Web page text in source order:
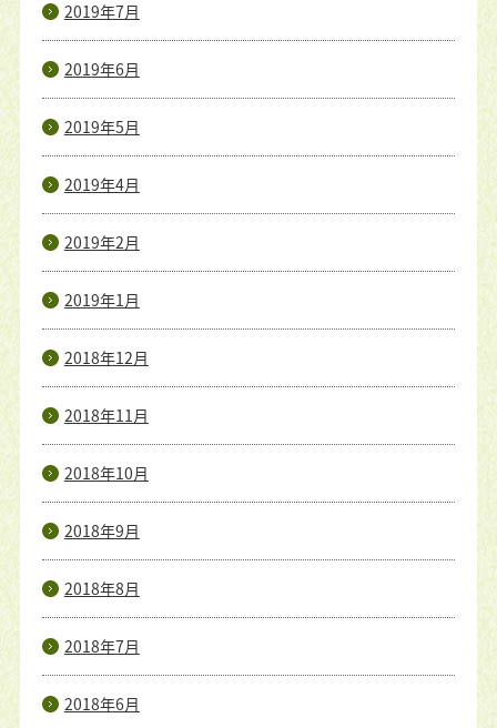
2019年7月
2019年6月
2019年5月
2019年4月
2019年2月
2019年1月
2018年12月
2018年11月
2018年10月
2018年9月
2018年8月
2018年7月
2018年6月